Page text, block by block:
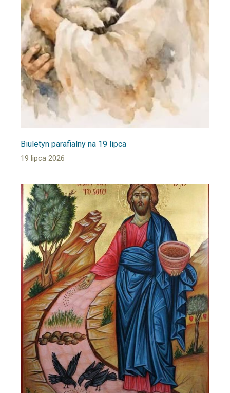
Biuletyn parafialny na 19 lipca
19 lipca 2026